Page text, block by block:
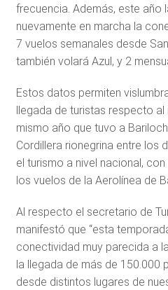
frecuencia. Además, este año
nuevamente en marcha la
7 vuelos semanales desde
también volará Azul, y 2
Estos datos permiten
llegada de turistas respecto
mismo año que tuvo a
Cordillera rionegrina entre los
el turismo a nivel nacional,
los vuelos de la Aerolínea de
Al respecto el secretario de
manifestó que “esta
conectividad muy parecida a
la llegada de más de 150.000
desde distintos lugares de